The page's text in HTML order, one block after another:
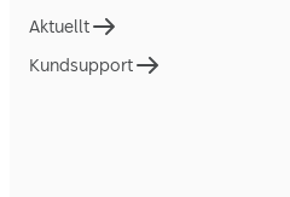
Aktuellt
Kundsupport